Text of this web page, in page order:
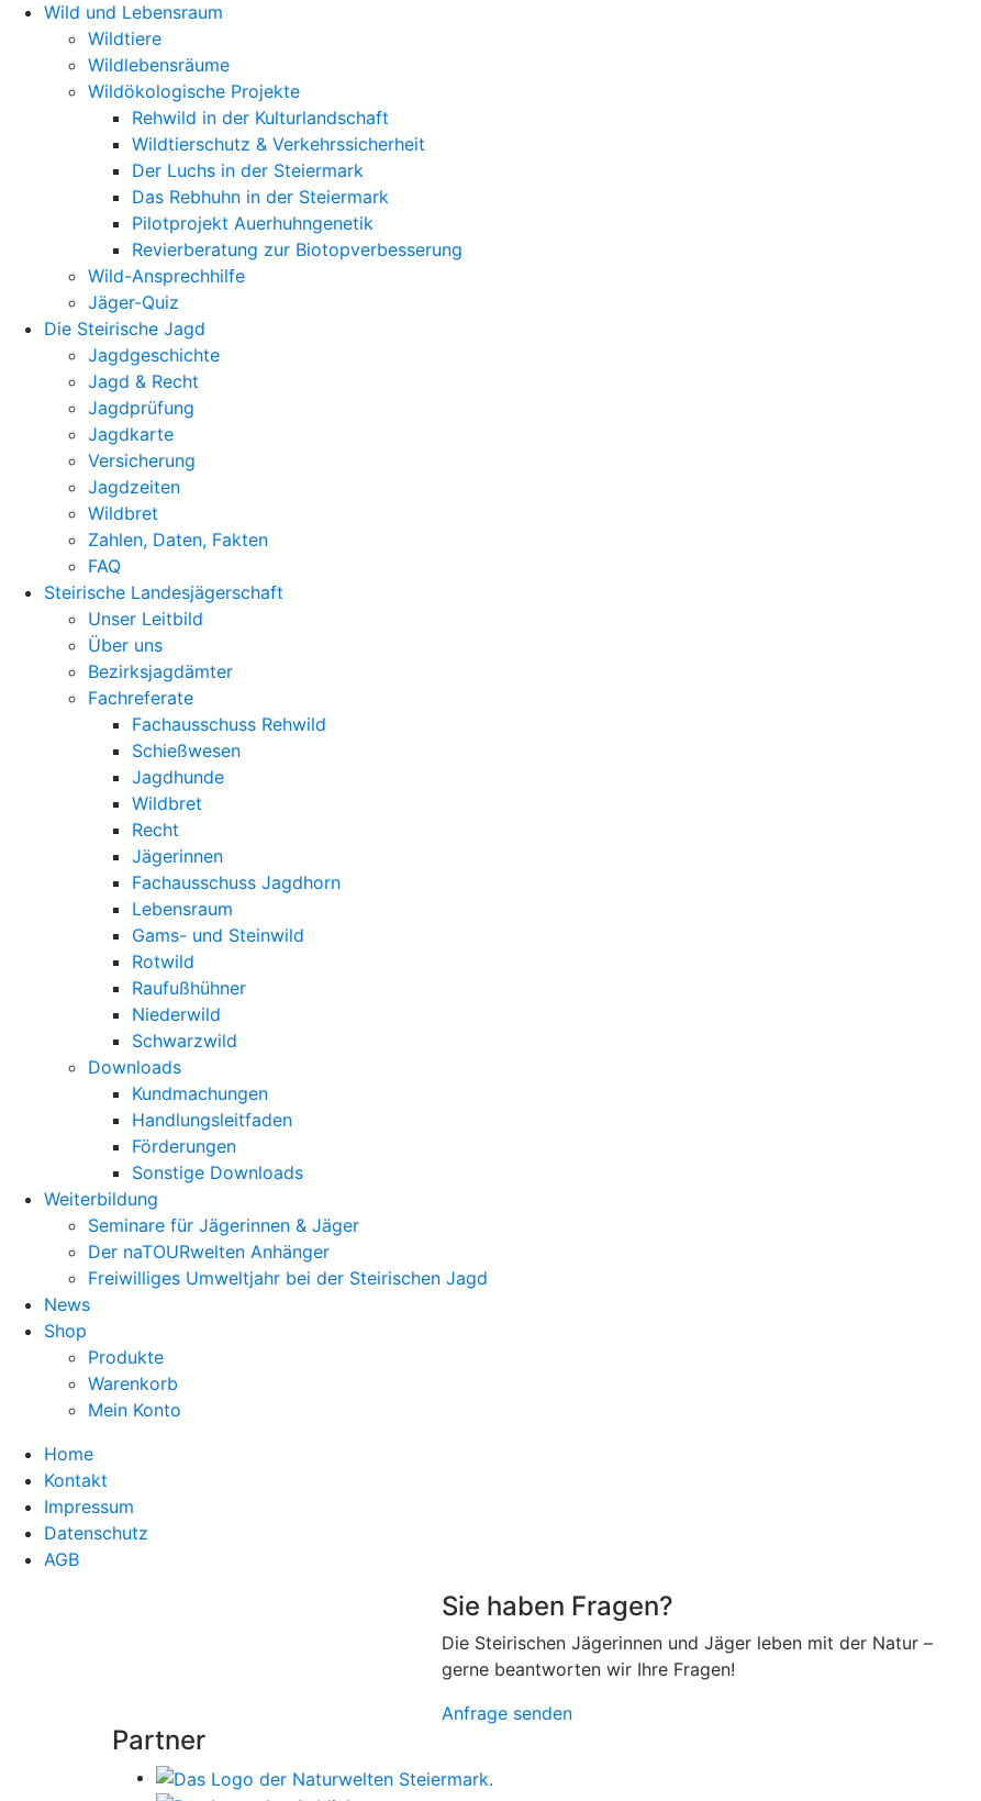
Wild und Lebensraum
Wildtiere
Wildlebensräume
Wildökologische Projekte
Rehwild in der Kulturlandschaft
Wildtierschutz & Verkehrssicherheit
Der Luchs in der Steiermark
Das Rebhuhn in der Steiermark
Pilotprojekt Auerhuhngenetik
Revierberatung zur Biotopverbesserung
Wild-Ansprechhilfe
Jäger-Quiz
Die Steirische Jagd
Jagdgeschichte
Jagd & Recht
Jagdprüfung
Jagdkarte
Versicherung
Jagdzeiten
Wildbret
Zahlen, Daten, Fakten
FAQ
Steirische Landesjägerschaft
Unser Leitbild
Über uns
Bezirksjagdämter
Fachreferate
Fachausschuss Rehwild
Schießwesen
Jagdhunde
Wildbret
Recht
Jägerinnen
Fachausschuss Jagdhorn
Lebensraum
Gams- und Steinwild
Rotwild
Raufußhühner
Niederwild
Schwarzwild
Downloads
Kundmachungen
Handlungsleitfaden
Förderungen
Sonstige Downloads
Weiterbildung
Seminare für Jägerinnen & Jäger
Der naTOURwelten Anhänger
Freiwilliges Umweltjahr bei der Steirischen Jagd
News
Shop
Produkte
Warenkorb
Mein Konto
Home
Kontakt
Impressum
Datenschutz
AGB
Sie haben Fragen?
Die Steirischen Jägerinnen und Jäger leben mit der Natur –
gerne beantworten wir Ihre Fragen!
Anfrage senden
Partner